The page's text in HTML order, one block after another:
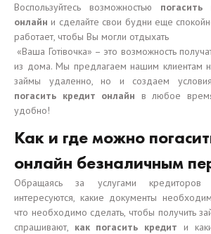
Воспользуйтесь возможностью погасить
онлайн и сделайте свои будни еще
работает, чтобы Вы могли отдыхать
«Ваша Готівочка» – это возможность
из дома. Мы предлагаем нашим клиентам
займы удаленно, но и создаем
погасить кредит онлайн в любое
удобно!
Как и где можно
онлайн безналичным
Обращаясь за услугами кредиторов
интересуются, какие документы
что необходимо сделать, чтобы получить
спрашивают, как погасить кредит и